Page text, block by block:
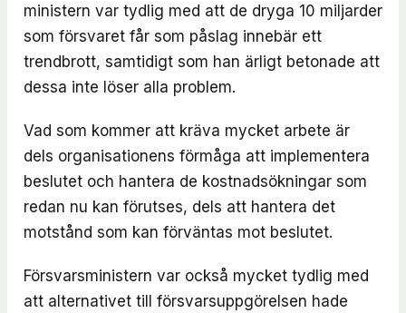
ministern var tydlig med att de dryga 10 miljarder
som försvaret får som påslag innebär ett
trendbrott, samtidigt som han ärligt betonade att
dessa inte löser alla problem.
Vad som kommer att kräva mycket arbete är
dels organisationens förmåga att implementera
beslutet och hantera de kostnadsökningar som
redan nu kan förutses, dels att hantera det
motstånd som kan förväntas mot beslutet.
Försvarsministern var också mycket tydlig med
att alternativet till försvarsuppgörelsen hade